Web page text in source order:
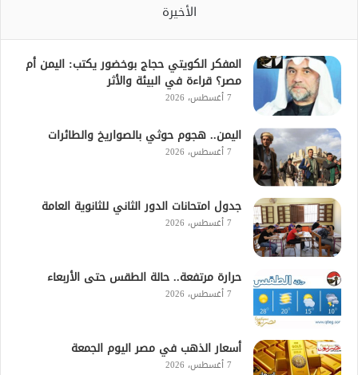
الأخيرة
المفكر الكويتي حجاج بوخضور يكتب: اليمن أم
مصر؟ قراءة في البيئة والأثر
7 أغسطس، 2026
اليمن.. هجوم حوثي بالصواريخ والطائرات
7 أغسطس، 2026
جدول امتحانات الدور الثاني للثانوية العامة
7 أغسطس، 2026
حرارة مرتفعة.. حالة الطقس حتى الأربعاء
7 أغسطس، 2026
أسعار الذهب في مصر اليوم الجمعة
7 أغسطس، 2026